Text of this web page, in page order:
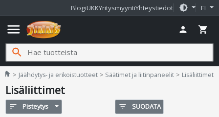
BlogiUKKYritysmyyntiYhteystiedot brightness_medium FI
menu person shopping_cart
search
home Jimms.fi
Jäähdytys- ja erikoistuotteet Säätimet ja liitinpaneelit Lisäliittimet
Lisäliittimet
sort Pisteytys filter_list SUODATA